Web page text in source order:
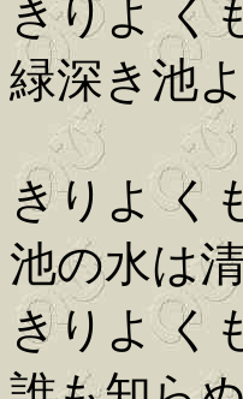
きりよ く
緑深き池よ
きりよ く
池の水は
きりよ く